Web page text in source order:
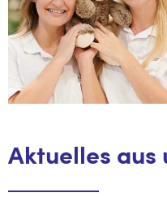
Aktuelles aus